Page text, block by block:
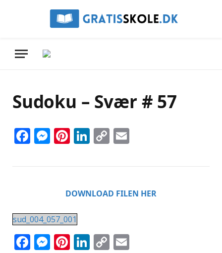
Sudoku – Svær # 57
Facebook
Messenger
Pinterest
LinkedIn
Copy
DOWNLOAD FILEN HER
sud_004_057_001
Facebook
Messenger
Pinterest
LinkedIn
Copy